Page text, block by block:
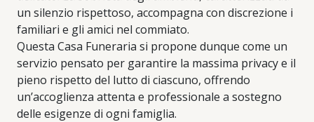
un silenzio rispettoso, accompagna con discrezione i
familiari e gli amici nel commiato.
Questa Casa Funeraria si propone dunque come un
servizio pensato per garantire la massima privacy e il
pieno rispetto del lutto di ciascuno, offrendo
un’accoglienza attenta e professionale a sostegno
delle esigenze di ogni famiglia.